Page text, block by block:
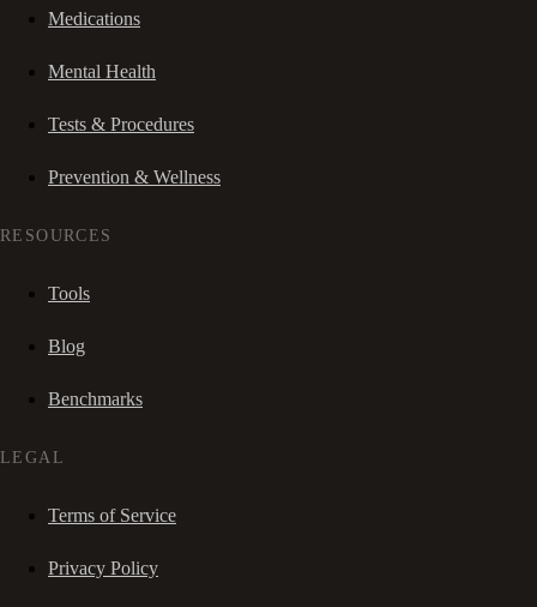
Medications
Mental Health
Tests & Procedures
Prevention & Wellness
RESOURCES
Tools
Blog
Benchmarks
LEGAL
Terms of Service
Privacy Policy